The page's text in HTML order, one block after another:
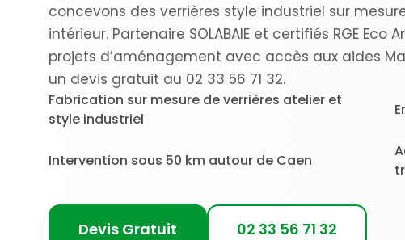
concevons des verrières style industriel sur
intérieur. Partenaire SOLABAIE et certifiés RGE
projets d’aménagement avec accès aux aides
un devis gratuit au 02 33 56 71 32.
Fabrication sur mesure de verrières atelier et
style industriel
Intervention sous 50 km autour de Caen
Devis Gratuit 02 33 56 71 32